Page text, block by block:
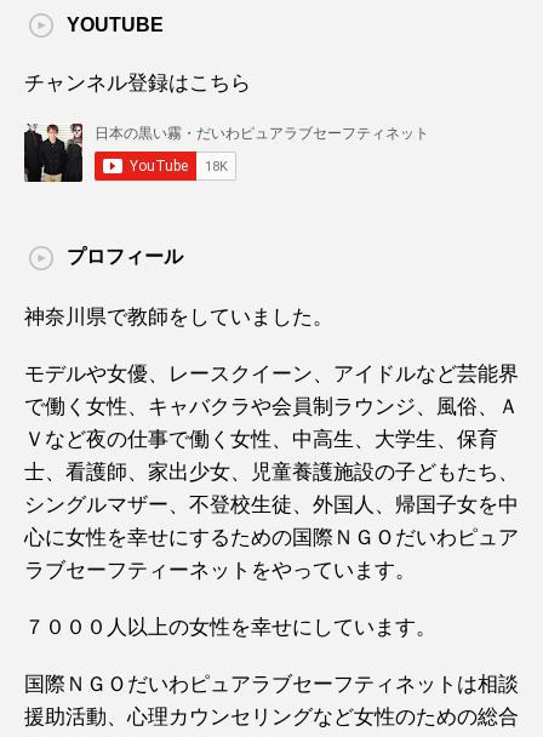
YOUTUBE
チャンネル登録はこちら
プロフィール
神奈川県で教師をしていました。
モデルや女優、レースクイーン、アイドルなど芸能界
で働く女性、キャバクラや会員制ラウンジ、風俗、Ａ
Ｖなど夜の仕事で働く女性、中高生、大学生、保育
士、看護師、家出少女、児童養護施設の子どもたち、
シングルマザー、不登校生徒、外国人、帰国子女を中
心に女性を幸せにするための国際ＮＧＯだいわピュア
ラブセーフティーネットをやっています。
７０００人以上の女性を幸せにしています。
国際ＮＧＯだいわピュアラブセーフティネットは相談
援助活動、心理カウンセリングなど女性のための総合